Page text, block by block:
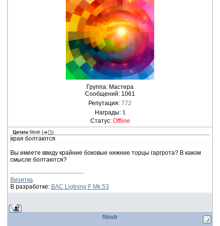
Группа: Мастера
Сообщений: 1061
Репутация: 772
Награды: 1
Статус: Offline
Цитата filindr ( )
края болтаются
Вы имеете ввиду крайние боковые нижние торцы гаргрота? В каком
смысле болтаются?
Визитка
В разработке: BAC Ligtning F Mk.53
filindr